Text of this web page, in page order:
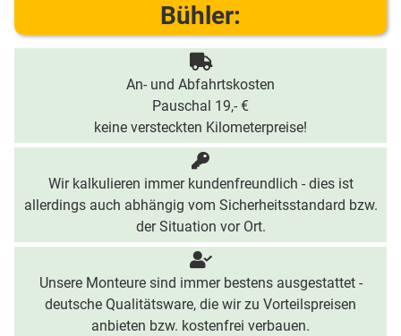
Bühler:
An- und Abfahrtskosten
Pauschal 19,- €
keine versteckten Kilometerpreise!
Wir kalkulieren immer kundenfreundlich - dies ist
allerdings auch abhängig vom Sicherheitsstandard bzw.
der Situation vor Ort.
Unsere Monteure sind immer bestens ausgestattet -
deutsche Qualitätsware, die wir zu Vorteilspreisen
anbieten bzw. kostenfrei verbauen.